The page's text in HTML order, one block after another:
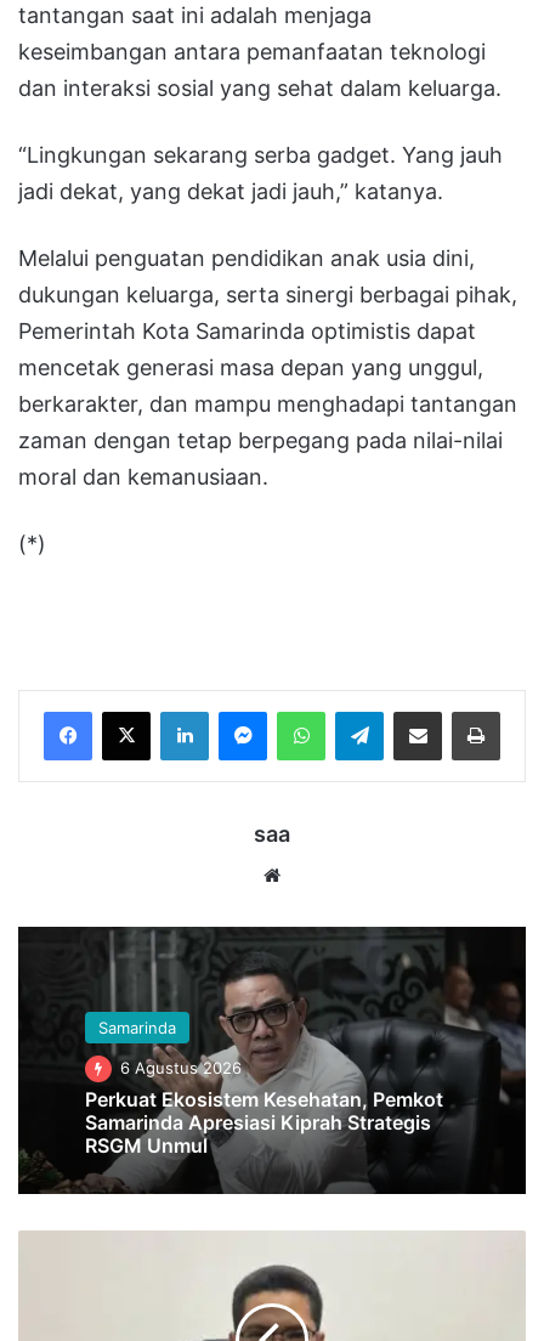
tantangan saat ini adalah menjaga
keseimbangan antara pemanfaatan teknologi
dan interaksi sosial yang sehat dalam keluarga.
“Lingkungan sekarang serba gadget. Yang jauh
jadi dekat, yang dekat jadi jauh,” katanya.
Melalui penguatan pendidikan anak usia dini,
dukungan keluarga, serta sinergi berbagai pihak,
Pemerintah Kota Samarinda optimistis dapat
mencetak generasi masa depan yang unggul,
berkarakter, dan mampu menghadapi tantangan
zaman dengan tetap berpegang pada nilai-nilai
moral dan kemanusiaan.
(*)
LinkedInMessengerWhatsAppTelegramBagikan melalui Email Cetak
saa
Samarinda
6 Agustus 2026
Perkuat Ekosistem Kesehatan, Pemkot
Samarinda Apresiasi Kiprah Strategis
RSGM Unmul